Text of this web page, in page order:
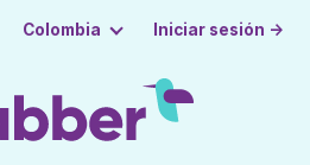
Colombia Iniciar sesión →